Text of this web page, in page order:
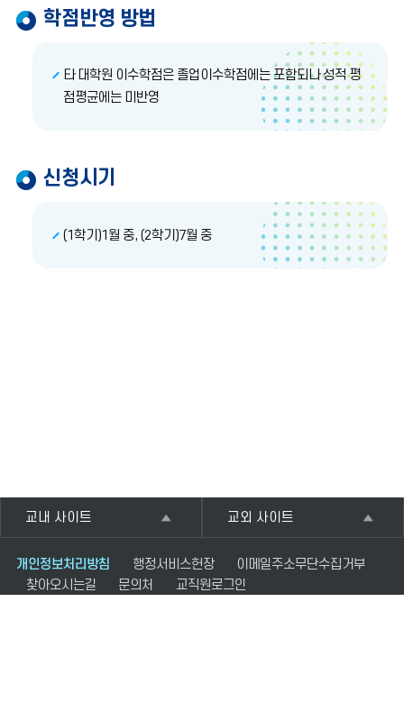
학점반영 방법
타 대학원 이수학점은 졸업이수학점에는 포함되나 성적 평
점평균에는 미반영
신청시기
(1학기)1월 중, (2학기)7월 중
교내 사이트 교외 사이트
개인정보처리방침 행정서비스헌장
이메일주소무단수집거부
찾아오시는길
문의처 교직원로그인